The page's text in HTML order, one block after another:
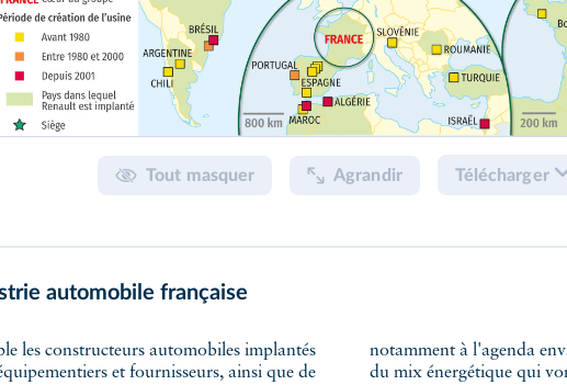
Tout masquer Agrandir Télécharger
automobile française
et fournisseurs, ainsi que de
notamment à l'agenda
du mix énergétique qui